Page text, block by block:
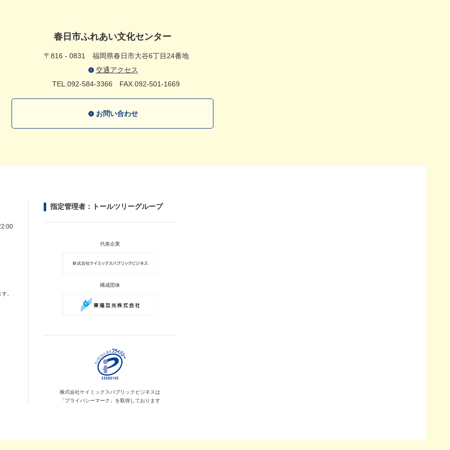
春日市ふれあい文化センター
〒816 - 0831 福岡県春日市大谷6丁目24番地
交通アクセス
TEL.092-584-3366 FAX.092-501-1669
お問い合わせ
。
指定管理者：トールツリーグループ
代表企業
構成団体
株式会社ケイミックス パブリックビジネスは
「プライバシーマーク」を取得しております